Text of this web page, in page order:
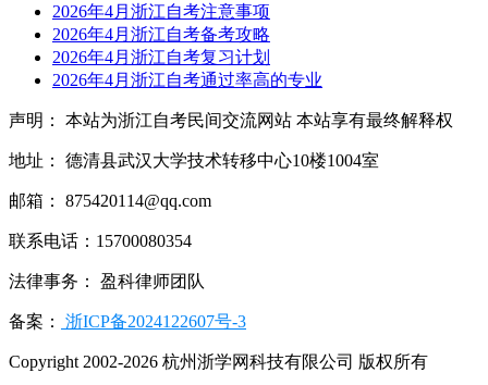
2026年4月浙江自考注意事项
2026年4月浙江自考备考攻略
2026年4月浙江自考复习计划
2026年4月浙江自考通过率高的专业
声明： 本站为浙江自考民间交流网站 本站享有最终解释权
地址： 德清县武汉大学技术转移中心10楼1004室
邮箱： 875420114@qq.com
联系电话：15700080354
法律事务： 盈科律师团队
备案： 浙ICP备2024122607号-3
Copyright 2002-2026 杭州浙学网科技有限公司 版权所有